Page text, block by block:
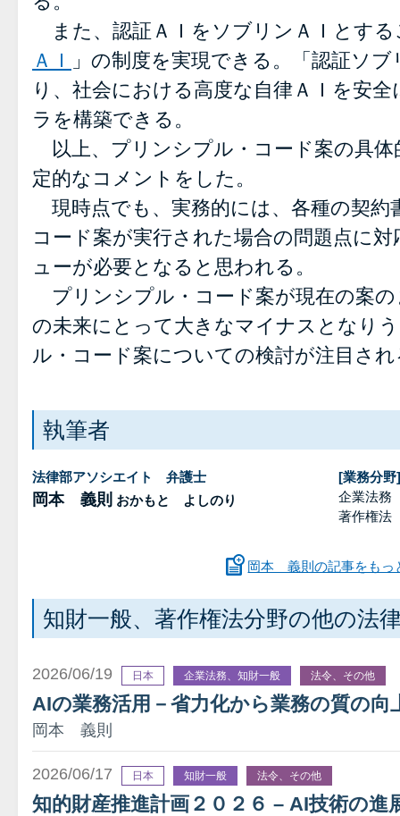
また、認証ＡＩをソブリンＡＩとする
ＡＩ
」の制度を実現できる。「認証ソ
り、社会における高度な自律ＡＩを安
ラを構築できる。
以上、プリンシプル・コード案の具体
定的なコメントをした。
現時点でも、実務的には、各種の契約
コード案が実行された場合の問題点に
ューが必要となると思われる。
プリンシプル・コード案が現在の案
の未来にとって大きなマイナスとなり
ル・コード案についての検討が注目さ
執筆者
法律部アソシエイト 弁護士
岡本 義則 おかもと よしのり
[業務分野]
企業法
著作権法
岡本 義則の記事をもっ
知財一般、著作権法分野の他の法
2026/06/19 日本 企業法務、知財一般 法令、その他
AIの業務活用－省力化から業務の質の向
岡本 義則
2026/06/17 日本 知財一般 法令、その他
知的財産推進計画２０２６ – AI技術の進